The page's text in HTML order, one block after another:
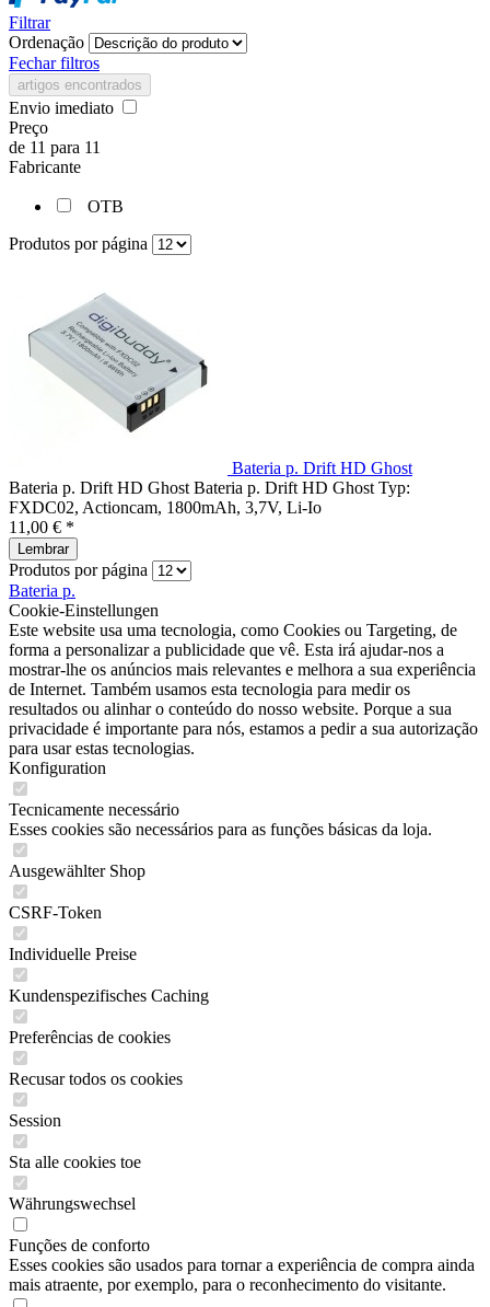
Filtrar
Ordenação
Fechar filtros
artigos encontrados
Envio imediato
Preço
de 11 para 11
Fabricante
OTB
Produtos por página
Bateria p. Drift HD Ghost
Bateria p. Drift HD Ghost Bateria p. Drift HD Ghost Typ:
FXDC02, Actioncam, 1800mAh, 3,7V, Li-Io
11,00 € *
Lembrar
Produtos por página
Bateria p.
Cookie-Einstellungen
Este website usa uma tecnologia, como Cookies ou Targeting, de
forma a personalizar a publicidade que vê. Esta irá ajudar-nos a
mostrar-lhe os anúncios mais relevantes e melhora a sua experiência
de Internet. Também usamos esta tecnologia para medir os
resultados ou alinhar o conteúdo do nosso website. Porque a sua
privacidade é importante para nós, estamos a pedir a sua autorização
para usar estas tecnologias.
Konfiguration
Tecnicamente necessário
Esses cookies são necessários para as funções básicas da loja.
Ausgewählter Shop
CSRF-Token
Individuelle Preise
Kundenspezifisches Caching
Preferências de cookies
Recusar todos os cookies
Session
Sta alle cookies toe
Währungswechsel
Funções de conforto
Esses cookies são usados para tornar a experiência de compra ainda
mais atraente, por exemplo, para o reconhecimento do visitante.